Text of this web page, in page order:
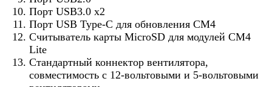
Порт USB3.0 x2
Порт USB Type-C для обновления CM4
Считыватель карты MicroSD для модулей CM4
Lite
Стандартный коннектор вентилятора,
совместимость с 12-вольтовыми и 5-вольтовыми